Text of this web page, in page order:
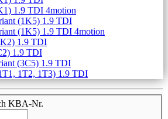
1.9 TDI 4motion
(1K5) 1.9 TDI
(1K5) 1.9 TDI 4motion
1.9 TDI
1.9 TDI
(3C5) 1.9 TDI
1T2, 1T3) 1.9 TDI
KBA-Nr.